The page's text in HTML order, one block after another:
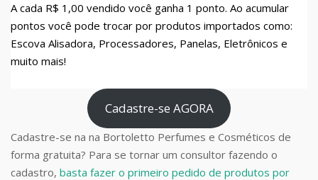
A cada R$ 1,00 vendido você ganha 1 ponto. Ao acumular
pontos você pode trocar por produtos importados como:
Escova Alisadora, Processadores, Panelas, Eletrônicos e
muito mais!
Cadastre-se AGORA
Cadastre-se na na Bortoletto Perfumes e Cosméticos de
forma gratuita? Para se tornar um consultor fazendo o
cadastro, basta fazer o primeiro pedido de produtos por